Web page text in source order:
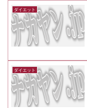
ダイエット
ダイエット